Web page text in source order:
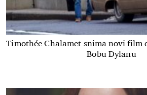
Timothée Chalamet snima novi film
Bobu Dylanu